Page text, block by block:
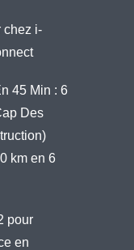
chez i-
45 Min : 6
Des
km en 6
pour
en